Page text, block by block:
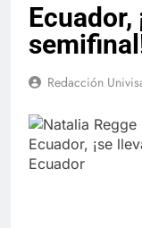
Ecuador,
Redacción